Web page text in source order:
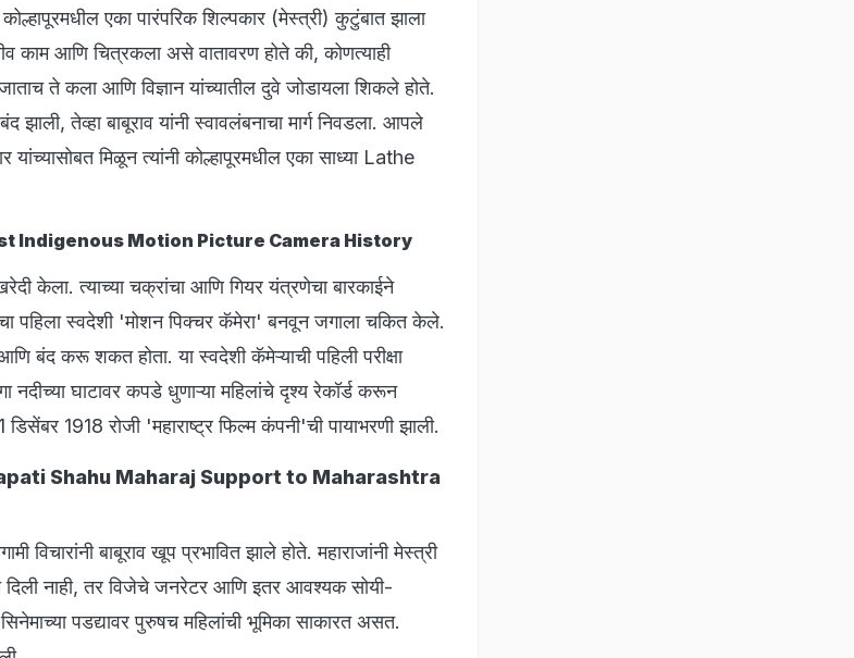
एका पारंपरिक शिल्पकार (मेस्त्री) कुटुंबात झाला
काम आणि चित्रकला असे वातावरण होते की, कोणत्याही
ते कला आणि विज्ञान यांच्यातील दुवे जोडायला शिकले होते.
झाली, तेव्हा बाबूराव यांनी स्वावलंबनाचा मार्ग निवडला. आपले
यांच्यासोबत मिळून त्यांनी कोल्हापूरमधील एका साध्या Lathe
First Indigenous Motion Picture Camera History
केला. त्याच्या चक्रांचा आणि गियर यंत्रणेचा बारकाईने
पहिला स्वदेशी 'मोशन पिक्चर कॅमेरा' बनवून जगाला चकित केले.
बंद करू शकत होता. या स्वदेशी कॅमेऱ्याची पहिली परीक्षा
नदीच्या घाटावर कपडे धुणाऱ्या महिलांचे दृश्य रेकॉर्ड करून
1918 रोजी 'महाराष्ट्र फिल्म कंपनी'ची पायाभरणी झाली.
Shahu Maharaj Support to Maharashtra
विचारांनी बाबूराव खूप प्रभावित झाले होते. महाराजांनी मेस्त्री
दिली नाही, तर विजेचे जनरेटर आणि इतर आवश्यक सोयी-
पडद्यावर पुरुषच महिलांची भूमिका साकारत असत.